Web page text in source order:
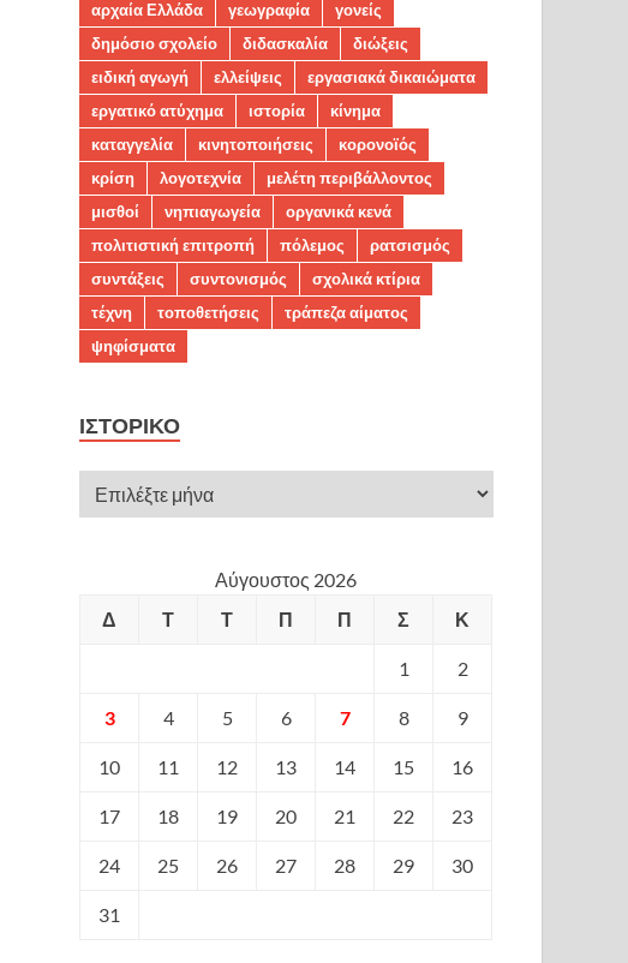
αρχαία Ελλάδα
γεωγραφία
γονείς
δημόσιο σχολείο
διδασκαλία
διώξεις
ειδική αγωγή
ελλείψεις
εργασιακά δικαιώματα
εργατικό ατύχημα
ιστορία
κίνημα
καταγγελία
κινητοποιήσεις
κορονοϊός
κρίση
λογοτεχνία
μελέτη περιβάλλοντος
μισθοί
νηπιαγωγεία
οργανικά κενά
πολιτιστική επιτροπή
πόλεμος
ρατσισμός
συντάξεις
συντονισμός
σχολικά κτίρια
τέχνη
τοποθετήσεις
τράπεζα αίματος
ψηφίσματα
ΙΣΤΟΡΙΚΌ
Αύγουστος 2026
Δ
Τ Τ Π Π Σ Κ
1 2
3 4 5 6 7 8 9
10 11 12 13 14 15 16
17 18 19 20 21 22 23
24 25 26 27 28 29 30
31